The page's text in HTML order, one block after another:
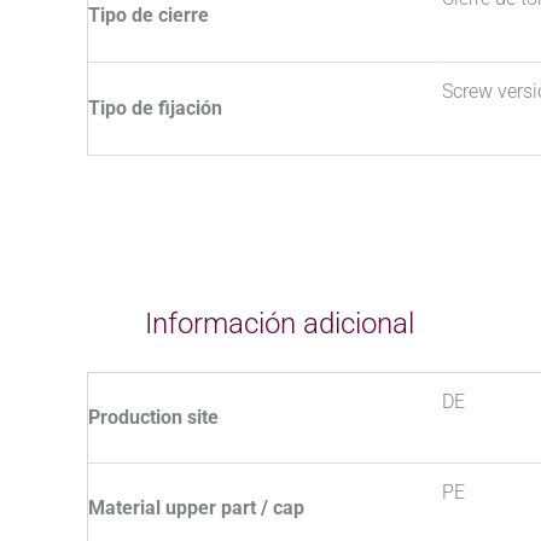
Tipo de cierre
Tipo de fijación
Screw
Información adicional
Production site
DE
Material upper part / cap
PE